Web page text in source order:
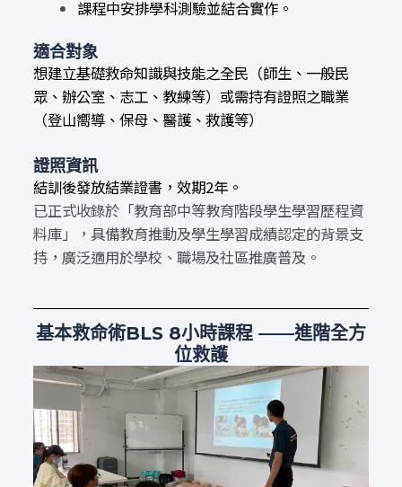
課程中安排學科測驗並結合實作。
適合對象
想建立基礎救命知識與技能之全民（師生、一般民
眾、辦公室、志工、教練等）或需持有證照之職業
（登山嚮導、保母、 醫護、救護等）
證照資訊
結訓後發放結業證書，效期2年。
已正式收錄於「教育部中等教育階段學生學習歷程資
料庫」，具備教育推動及學生學習成績認定的背景支
持，廣泛適用於學校、職場及社區推廣普及。
基本救命術BLS 8小時課程 ——進階全方
位救護